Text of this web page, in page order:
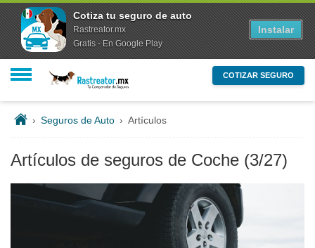
COTIZAR SEGURO
› Seguros de Auto › Artículos
Artículos de seguros de Coche (3/27)
Cotiza tu seguro de auto
Rastreator.mx
Gratis - En Google Play
Instalar